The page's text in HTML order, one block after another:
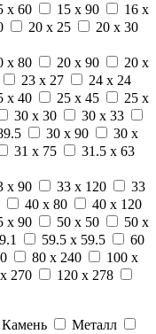
x 60 15 x 90
16 x
20 x 25
20 x 30
x 80 20 x 90
20 x
23 x 27
24 x 24
x 40 25 x 45
25 x
30 x 30
30 x 33
30 x 90
30 x
31 x 75
31.5 x 63
x 90 33 x 120
33
40 x 80
40 x 120
x 90 50 x 50
50 x
59.5 x 59.5
60
80 x 240
100 x
270
120 x 278
Камень
Металл